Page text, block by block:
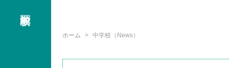
ホーム 中学校（News）